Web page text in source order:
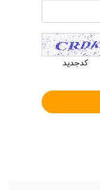
کدجدید